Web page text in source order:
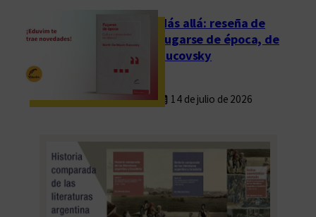
r
r
d
l
Más allá: reseña de
Fugarse de época, de
Rucovsky
14 de julio de 2026